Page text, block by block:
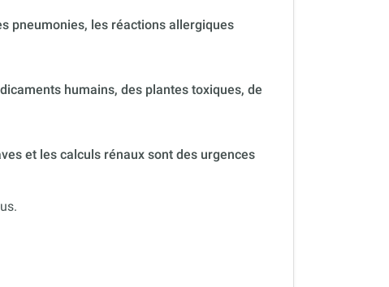
pneumonies, les réactions allergiques
humains, des plantes toxiques, de
et les calculs rénaux sont des urgences